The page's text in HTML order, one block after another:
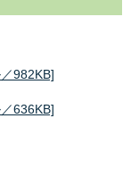
982KB]
636KB]